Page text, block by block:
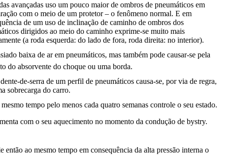
avançadas uso um pouco maior de ombros de pneumáticos em
com o meio de um protetor – o fenômeno normal. E em
de um uso de inclinação de caminho de ombros dos
dirigidos ao meio do caminho exprime-se muito mais
(a roda esquerda: do lado de fora, roda direita: no interior).
baixa de ar em pneumáticos, mas também pode causar-se pela
do absorvente do choque ou uma borda.
de-serra de um perfil de pneumáticos causa-se, por via de regra,
sobrecarga do carro.
tempo pelo menos cada quatro semanas controle o seu estado.
com o seu aquecimento no momento da condução de bystry.
ao mesmo tempo em consequência da alta pressão interna o